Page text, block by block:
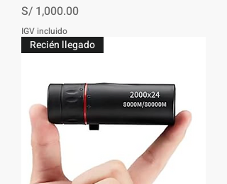
Precio
S/ 1,000.00
IGV incluido
Recién llegado